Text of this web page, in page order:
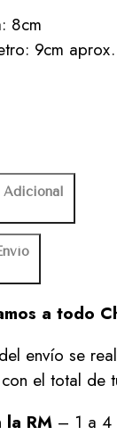
8cm
9cm aprox.
Adicional
a todo
envío se
el total de
la RM – 1 a 4